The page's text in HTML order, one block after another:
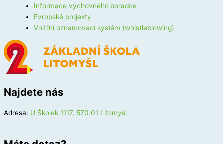
Informace výchovného poradce
Evropské projekty
Vnitřní oznamovací systém (whistleblowing)
Najdete nás
Adresa: U Školek 1117, 570 01 Litomyšl